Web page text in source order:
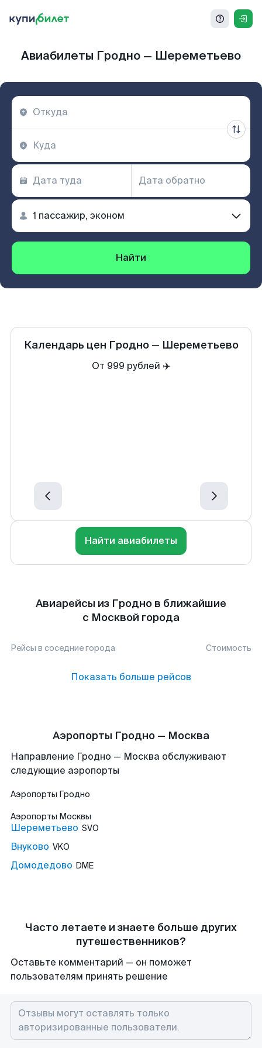
Авиабилеты Гродно — Шереметьево
Найти
Календарь цен Гродно— Шереметьево
От 999 рублей ✈️
Найти авиабилеты
Авиарейсы из Гродно в ближайшие
с Москвой города
Рейсы в соседние города Стоимость
Показать больше рейсов
Аэропорты Гродно — Москва
Направление Гродно — Москва обслуживают
следующие аэропорты
Аэропорты Гродно
Аэропорты Москвы
Шереметьево SVO
Внуково VKO
Домодедово DME
Часто летаете и знаете больше других
путешественников?
Оставьте комментарий — он поможет
пользователям принять решение